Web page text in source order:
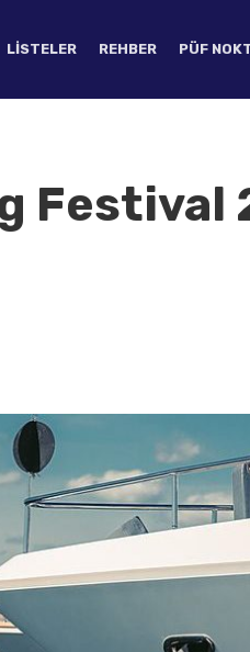
LISTELER REHBER PÜF
Festival